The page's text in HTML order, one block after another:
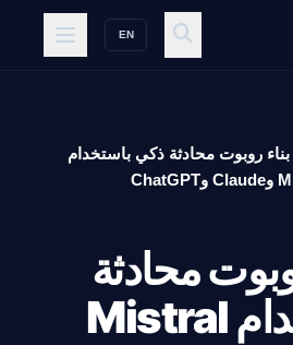
EN
محادثة ذكي باستخدام
محادثة
ذكي باستخدام Mistral